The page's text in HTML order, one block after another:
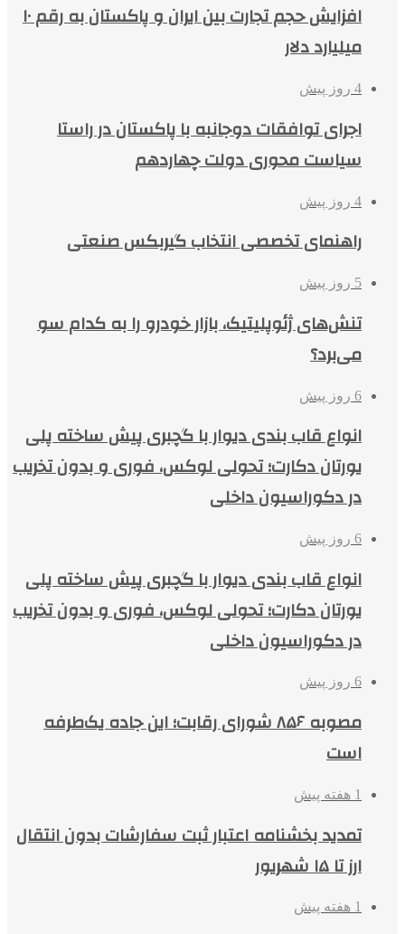
افزایش حجم تجارت بین ایران و پاکستان به رقم ۱۰
میلیارد دلار
4 روز پیش
اجرای توافقات دوجانبه با پاکستان در راستا
سیاست محوری دولت چهاردهم
4 روز پیش
راهنمای تخصصی انتخاب گیربکس صنعتی
5 روز پیش
تنش‌های ژئوپلیتیک، بازار خودرو را به کدام سو
می‌برد؟
6 روز پیش
انواع قاب بندی دیوار با گچبری پیش ساخته پلی
یورتان دکارت؛ تحولی لوکس، فوری و بدون تخریب
در دکوراسیون داخلی
6 روز پیش
انواع قاب بندی دیوار با گچبری پیش ساخته پلی
یورتان دکارت؛ تحولی لوکس، فوری و بدون تخریب
در دکوراسیون داخلی
6 روز پیش
مصوبه ۸۵۶ شورای رقابت؛ این جاده یک‌طرفه
است
1 هفته پیش
تمدید بخشنامه اعتبار ثبت سفارشات بدون انتقال
ارز تا ۱۵ شهریور
1 هفته پیش